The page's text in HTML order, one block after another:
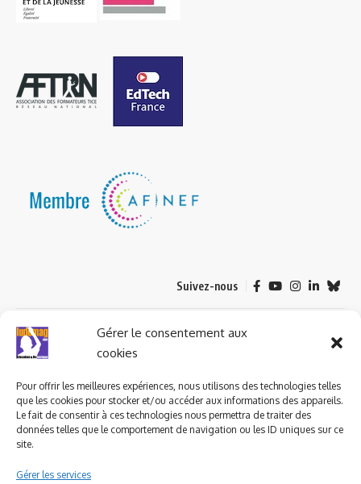
Gérer le consentement aux
cookies
Pour offrir les meilleures expériences, nous utilisons des technologies telles
que les cookies pour stocker et/ou accéder aux informations des appareils.
Le fait de consentir à ces technologies nous permettra de traiter des
données telles que le comportement de navigation ou les ID uniques sur ce
site.
Gérer les services
Suivez-nous
© 2023 ludomag.com édité et géré par WOOMEET SAS, powered by